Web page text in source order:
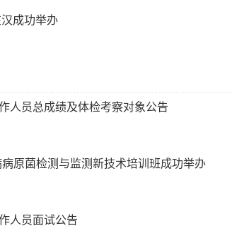
成功举办
人员总成绩及体检考察对象公告
原菌检测与监测新技术培训班成功举办
人员面试公告